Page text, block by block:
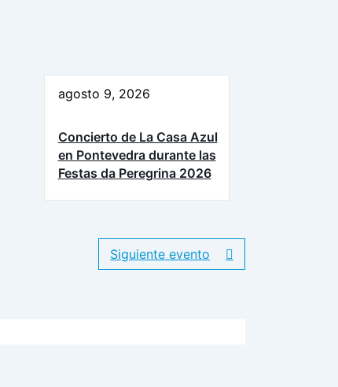
agosto 9, 2026
Concierto de La Casa Azul
en Pontevedra durante las
Festas da Peregrina 2026
Siguiente evento